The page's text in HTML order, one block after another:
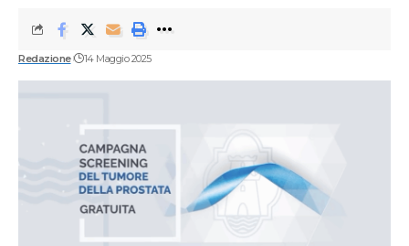
Redazione 14 Maggio 2025